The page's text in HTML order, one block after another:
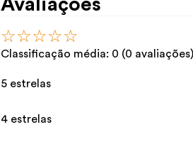
Avaliações
☆☆☆☆☆
Classificação média: 0 (0 avaliações)
5 estrelas
4 estrelas